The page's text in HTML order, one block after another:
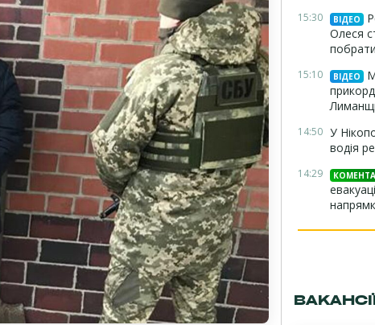
15:30 ВІДЕО
Олеся
15:10 ВІДЕО
14:50 У
водія
14:29